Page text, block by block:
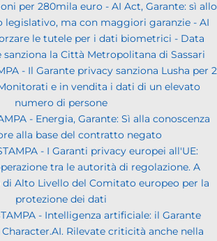
per 280mila euro - AI Act, Garante: sì allo
legislativo, ma con maggiori garanzie - AI
le tutele per i dati biometrici - Data
sanziona la Città Metropolitana di Sassari
- Il Garante privacy sanziona Lusha per 2
e in vendita i dati di un elevato
numero di persone
- Energia, Garante: Sì alla conoscenza
alla base del contratto negato
- I Garanti privacy europei all'UE:
tra le autorità di regolazione. A
Alto Livello del Comitato europeo per la
protezione dei dati
- Intelligenza artificiale: il Garante
Rilevate criticità anche nella